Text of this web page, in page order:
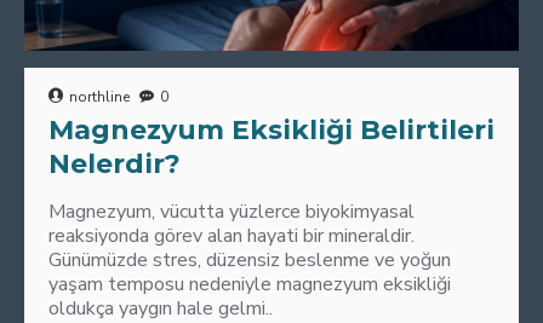
northline 0
Magnezyum Eksikliği Belirtileri
Nelerdir?
Magnezyum, vücutta yüzlerce biyokimyasal
reaksiyonda görev alan hayati bir mineraldir.
Günümüzde stres, düzensiz beslenme ve yoğun
yaşam temposu nedeniyle magnezyum eksikliği
oldukça yaygın hale gelmi..